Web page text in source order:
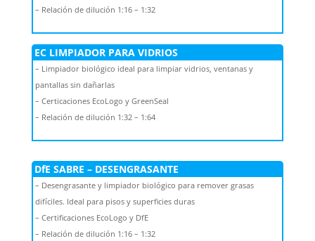
– Relación de dilución 1:16 – 1:32
EC LIMPIADOR PARA VIDRIOS
– Limpiador biológico ideal para limpiar vidrios, ventanas y
pantallas sin dañarlas
– Certicaciones EcoLogo y GreenSeal
– Relación de dilución 1:32 – 1:64
DfE SABRE – DESENGRASANTE
– Desengrasante y limpiador biológico para remover grasas
difíciles. Ideal para pisos y superficies duras
– Certificaciones EcoLogo y DfE
– Relación de dilución 1:16 – 1:32